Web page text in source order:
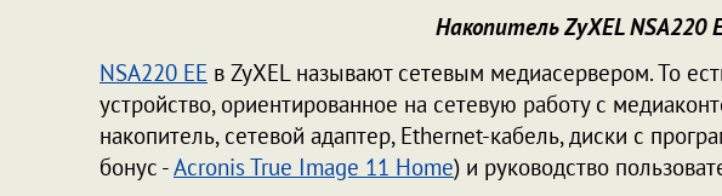
Накопитель ZyXEL NSA220
NSA220 EE в ZyXEL называют сетевым медиасервером. То
устройство, ориентированное на сетевую работу с
накопитель, сетевой адаптер, Ethernet-кабель, диски с
бонус -Acronis True Image 11 Home) и руководство